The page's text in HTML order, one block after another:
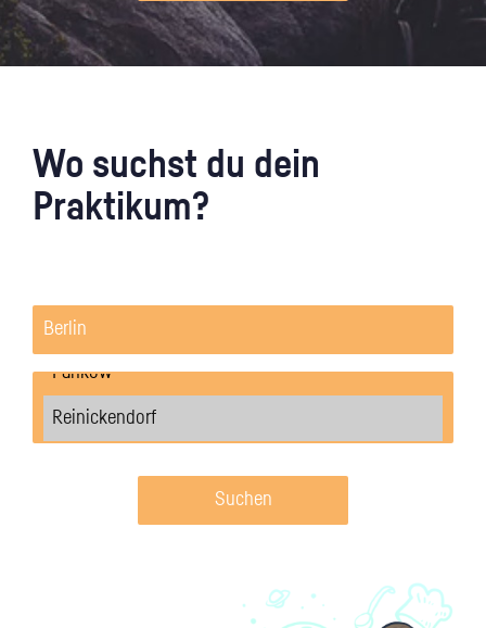
Wo suchst du dein
Praktikum?
Suchen